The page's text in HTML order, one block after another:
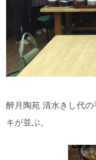
醉月陶苑 清水きし代
キが並ぶ。